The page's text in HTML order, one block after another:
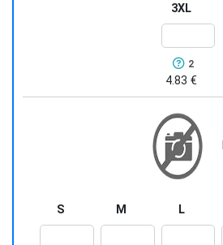
3XL
2
4.83 €
S M L